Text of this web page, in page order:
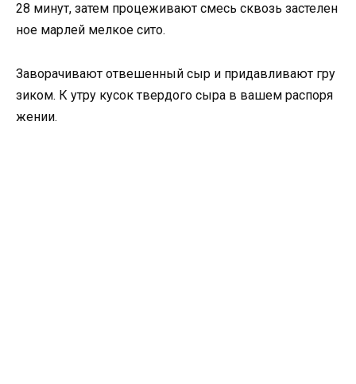
28 минут, затем процеживают смесь сквозь застелен
ное марлей мелкое сито.
Заворачивают отвешенный сыр и придавливают гру
зиком. К утру кусок твердого сыра в вашем распоря
жении.